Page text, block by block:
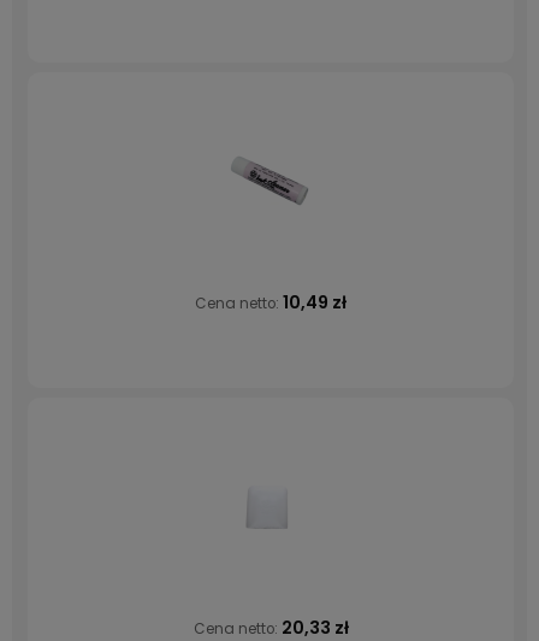
Cena netto: 10,49 zł
Cena netto: 20,33 zł